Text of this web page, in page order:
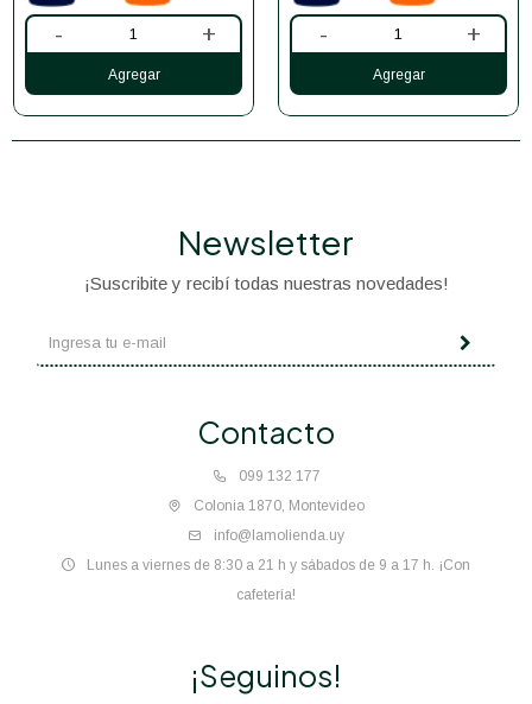
- + - +
Contacto
099 132 177
Colonia 1870, Montevideo
info@lamolienda.uy
Lunes a viernes de 8:30 a 21 h y sábados de 9 a 17 h. ¡Con
cafetería!
Newsletter
¡Suscribite y recibí todas nuestras novedades!
¡Seguinos!